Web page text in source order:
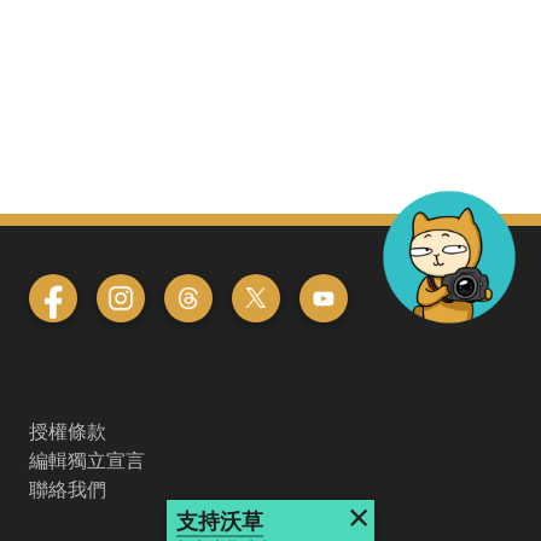
授權條款
編輯獨立宣言
聯絡我們
支持沃草 ×